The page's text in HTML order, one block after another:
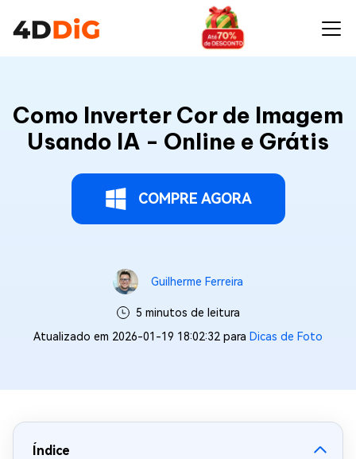
Como Inverter Cor de Imagem
Usando IA - Online e Grátis
COMPRE AGORA
Guilherme Ferreira
5 minutos de leitura
Atualizado em 2026-01-19 18:02:32 para Dicas de Foto
Índice